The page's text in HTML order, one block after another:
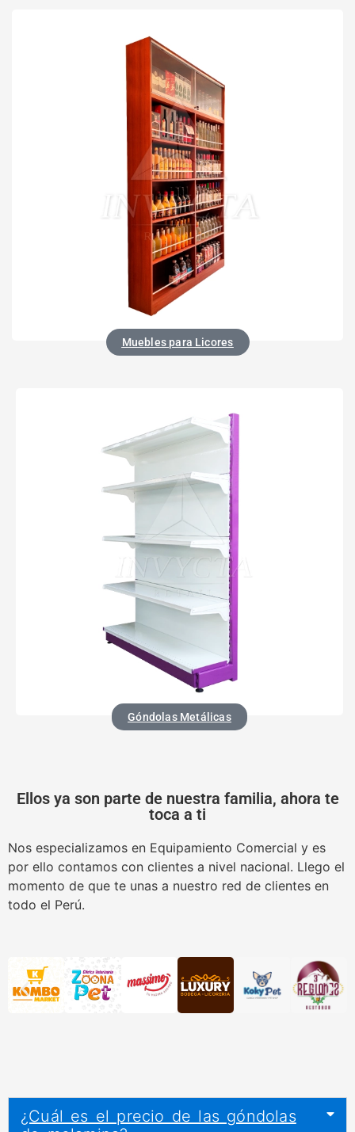
Muebles para Licores
Góndolas Metálicas
Ellos ya son parte de nuestra familia, ahora te
toca a ti
Nos especializamos en Equipamiento Comercial y es
por ello contamos con clientes a nivel nacional. Llego el
momento de que te unas a nuestro red de clientes en
todo el Perú.
¿Cuál es el precio de las góndolas